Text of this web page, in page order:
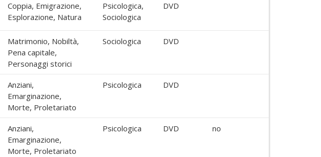
Coppia, Emigrazione,
Esplorazione, Natura
Psicologica,
Sociologica
DVD
Matrimonio, Nobiltà,
Pena capitale,
Personaggi storici
Sociologica DVD
Anziani,
Emarginazione,
Morte, Proletariato
Psicologica DVD
Anziani,
Emarginazione,
Morte, Proletariato
Psicologica DVD no